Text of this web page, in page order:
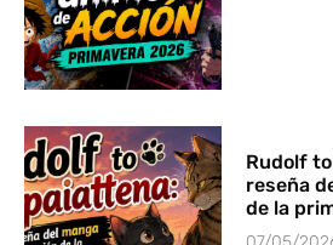
Rudolf
reseña
de la